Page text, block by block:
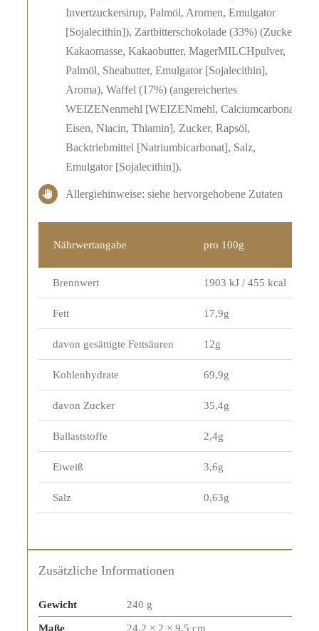
Invertzuckersirup, Palmöl, Aromen, Emulgator
[Sojalecithin]), Zartbitterschokolade (33%) (Zucker,
Kakaomasse, Kakaobutter, MagerMILCHpulver,
Palmöl, Sheabutter, Emulgator [Sojalecithin],
Aroma), Waffel (17%) (angereichertes
WEIZENenmehl [WEIZENmehl, Calciumcarbonat,
Eisen, Niacin, Thiamin], Zucker, Rapsöl,
Backtriebmittel [Natriumbicarbonat], Salz,
Emulgator [Sojalecithin]).
Allergiehinweise: siehe hervorgehobene Zutaten
Nährwertangabe pro 100g
Brennwert 1903 kJ / 455 kcal
Fett 17,9g
davon gesättigte Fettsäuren 12g
Kohlenhydrate 69,9g
davon Zucker 35,4g
Ballaststoffe 2,4g
Eiweiß 3,6g
Salz 0,63g
Zusätzliche Informationen
Gewicht 240 g
Maße 24,2 × 2 × 9,5 cm